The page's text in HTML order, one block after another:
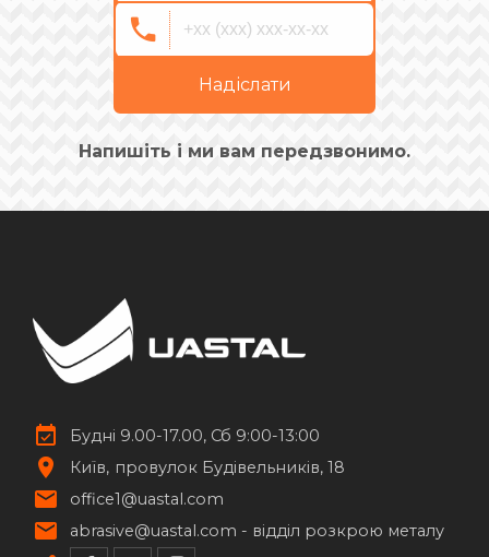
Надіслати
Напишіть і ми вам передзвонимо.
Будні 9.00-17.00, Сб 9:00-13:00
Київ
провулок Будівельників, 18
office1@uastal.com
abrasive@uastal.com - відділ розкрою металу